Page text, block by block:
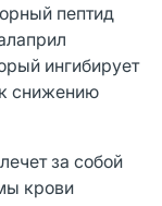
пептид
ингибирует
снижению
за собой
крови